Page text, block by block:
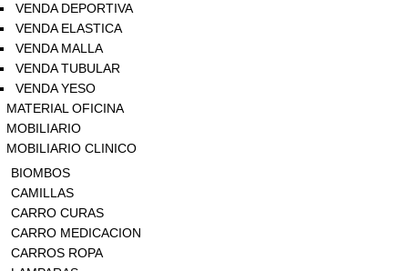
VENDA DEPORTIVA
VENDA ELASTICA
VENDA MALLA
VENDA TUBULAR
VENDA YESO
MATERIAL OFICINA
MOBILIARIO
MOBILIARIO CLINICO
BIOMBOS
CAMILLAS
CARRO CURAS
CARRO MEDICACION
CARROS ROPA